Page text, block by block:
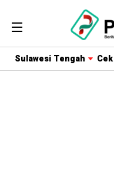
Sulawesi Tengah